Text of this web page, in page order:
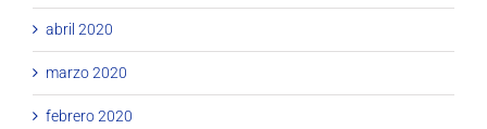
abril 2020
marzo 2020
febrero 2020